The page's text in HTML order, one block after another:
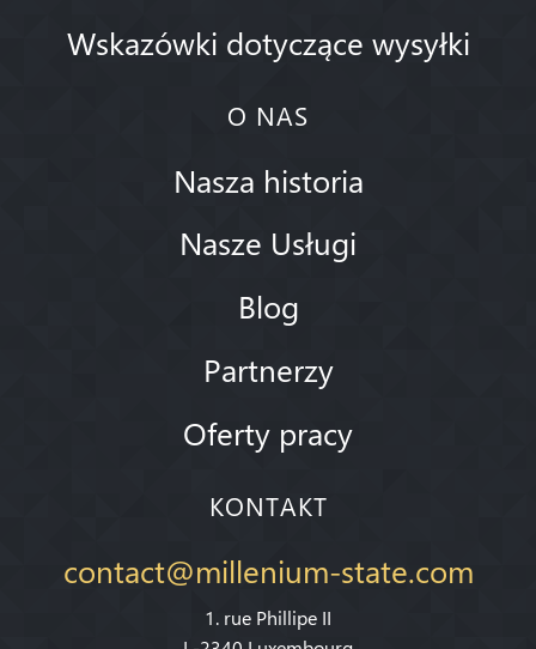
Wskazówki dotyczące wysyłki
O NAS
Nasza historia
Nasze Usługi
Blog
Partnerzy
Oferty pracy
KONTAKT
contact@millenium-state.com
1. rue Phillipe II